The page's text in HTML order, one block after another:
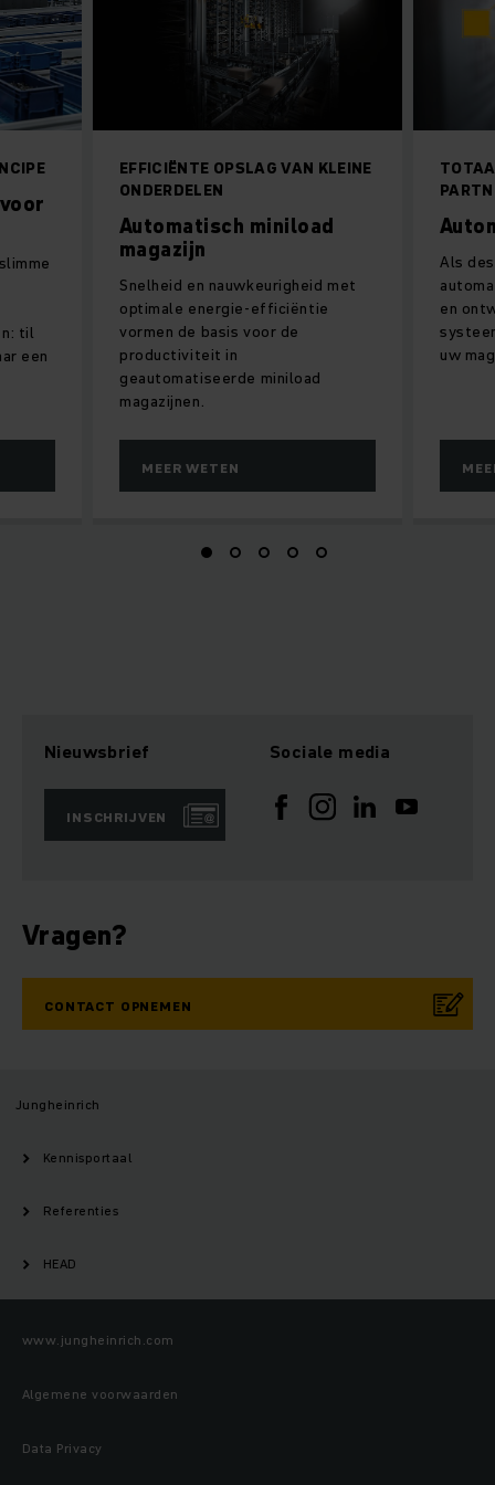
EFFICIËNTE OPSLAG VAN KLEINE
ONDERDELEN
Automatisch miniload
magazijn
Snelheid en nauwkeurigheid met
optimale energie-efficiëntie
vormen de basis voor de
productiviteit in
geautomatiseerde miniload
magazijnen.
MEER WETEN
Als
en
uw
til
een
Nieuwsbrief
INSCHRIJVEN
Sociale media
Vragen?
CONTACT OPNEMEN
Jungheinrich
Kennisportaal
Referenties
HEAD
www.jungheinrich.com
Algemene voorwaarden
Data Privacy